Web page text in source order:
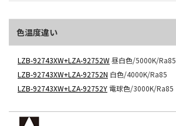
色温度違い
LZB-92743XW+LZA-92752W昼白色/5000K/Ra85
LZB-92743XW+LZA-92752N 白色/4000K/Ra85
LZB-92743XW+LZA-92752Y 電球色/3000K/Ra85